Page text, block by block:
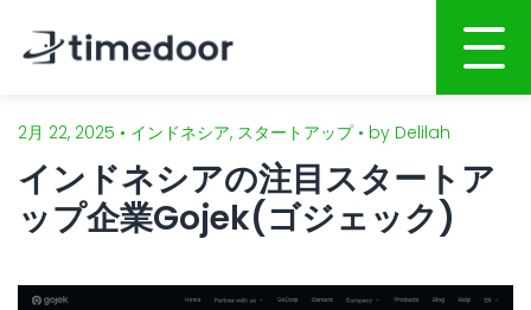
ホーム
会社概要
ポートフォリオ
2月 22, 2025 • インドネシア, スタートアップ • by Delilah
インドネシアの注目スタートア
ップ企業Gojek(ゴジェック)